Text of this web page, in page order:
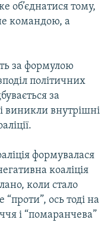
об’єднатися тому,
командою, а
за формулою
політичних
за
виникли внутрішні
формувалася
коаліція
коли стало
ось тоді на
і “помаранчева”